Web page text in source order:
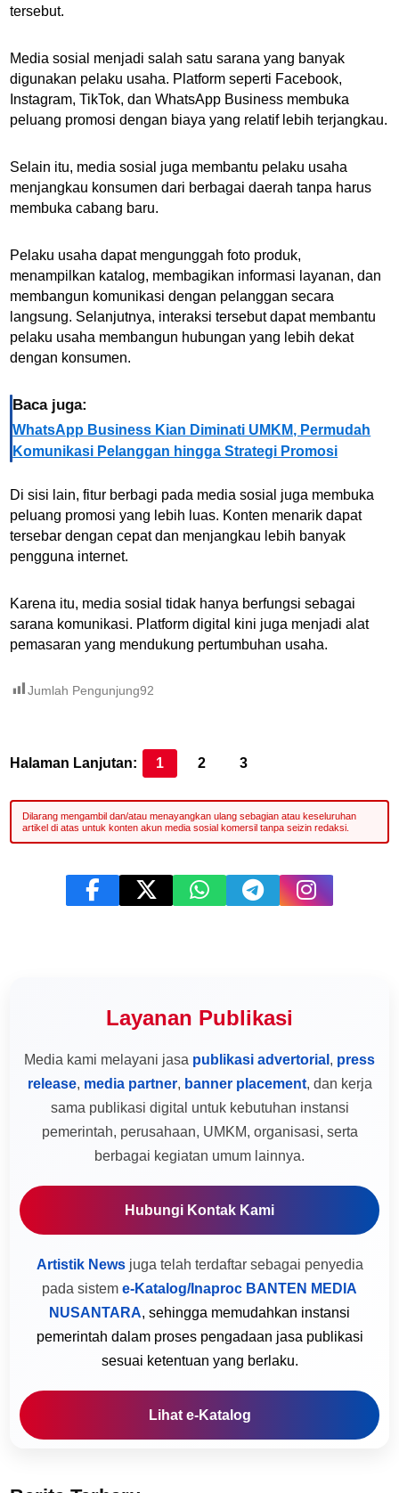
tersebut.
Media sosial menjadi salah satu sarana yang banyak
digunakan pelaku usaha. Platform seperti Facebook,
Instagram, TikTok, dan WhatsApp Business membuka
peluang promosi dengan biaya yang relatif lebih terjangkau.
Selain itu, media sosial juga membantu pelaku usaha
menjangkau konsumen dari berbagai daerah tanpa harus
membuka cabang baru.
Pelaku usaha dapat mengunggah foto produk,
menampilkan katalog, membagikan informasi layanan, dan
membangun komunikasi dengan pelanggan secara
langsung. Selanjutnya, interaksi tersebut dapat membantu
pelaku usaha membangun hubungan yang lebih dekat
dengan konsumen.
Baca juga:
WhatsApp Business Kian Diminati UMKM, Permudah
Komunikasi Pelanggan hingga Strategi Promosi
Di sisi lain, fitur berbagi pada media sosial juga membuka
peluang promosi yang lebih luas. Konten menarik dapat
tersebar dengan cepat dan menjangkau lebih banyak
pengguna internet.
Karena itu, media sosial tidak hanya berfungsi sebagai
sarana komunikasi. Platform digital kini juga menjadi alat
pemasaran yang mendukung pertumbuhan usaha.
Jumlah Pengunjung92
Halaman Lanjutan: 1 2 3
Layanan Publikasi
Media kami melayani jasa publikasi advertorial , press
release, media partner, banner placement, dan kerja
sama publikasi digital untuk kebutuhan instansi
pemerintah, perusahaan, UMKM, organisasi, serta
berbagai kegiatan umum lainnya.
Hubungi Kontak Kami
Artistik Newsjuga telah terdaftar sebagai penyedia
pada sistem e-Katalog/Inaproc BANTEN MEDIA
NUSANTARA, sehingga memudahkan instansi
pemerintah dalam proses pengadaan jasa publikasi
sesuai ketentuan yang berlaku.
Lihat e-Katalog